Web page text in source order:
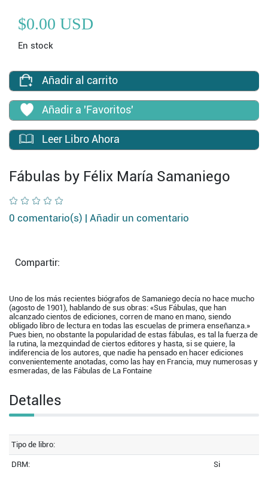
$0.00 USD
En stock
Añadir al carrito
Añadir a 'Favoritos'
Leer Libro Ahora
Fábulas by Félix María Samaniego
0 comentario(s) | Añadir un comentario
Compartir:
Uno de los más recientes biógrafos de Samaniego decía no hace mucho
(agosto de 1901), hablando de sus obras: «Sus Fábulas, que han
alcanzado cientos de ediciones, corren de mano en mano, siendo
obligado libro de lectura en todas las escuelas de primera enseñanza.»
Pues bien, no obstante la popularidad de estas fábulas, es tal la fuerza de
la rutina, la mezquindad de ciertos editores y hasta, si se quiere, la
indiferencia de los autores, que nadie ha pensado en hacer ediciones
convenientemente anotadas, como las hay en Francia, muy numerosas y
esmeradas, de las Fábulas de La Fontaine
Detalles
Tipo de libro:
DRM: Si